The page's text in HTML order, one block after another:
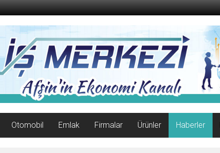
Otomobil Emlak Firmalar Ürünler Haberler